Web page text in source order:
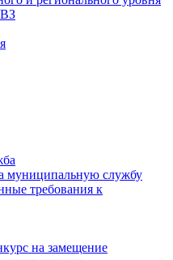
муниципальную службу
требования к
на замещение